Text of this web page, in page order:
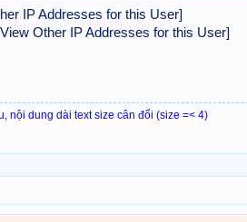
IP Addresses for this User]
Other IP Addresses for this User]
nội dung dài text size cân đối (size =< 4)